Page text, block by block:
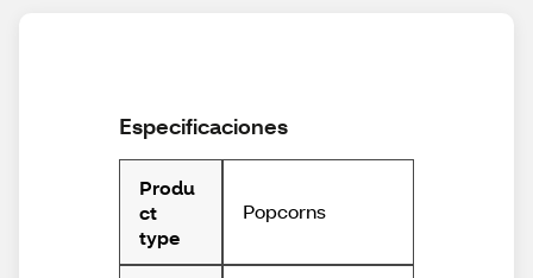
Especificaciones
Produ
ct
type
Popcorns